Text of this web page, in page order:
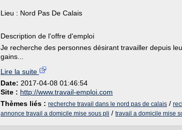
Lieu : Nord Pas De Calais
Description de l'offre d'emploi
Je recherche des personnes désirant travailler depuis
gains...
Lire la suite
Date: 2017-04-08 01:46:54
Site : http://www.travail-emploi.com
Thèmes liés : recherche travail dans le nord pas de calais /
annonce travail a domicile mise sous pli / travail a domicile mise